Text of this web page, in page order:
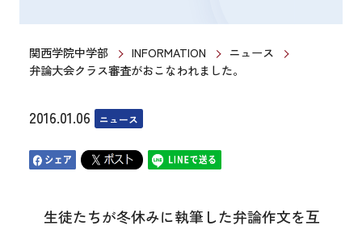
関西学院中学部 INFORMATION
ニュース
弁論大会クラス審査がおこなわれました。
2016.01.06 ニュース
生徒たちが冬休みに執筆した弁論作文を互